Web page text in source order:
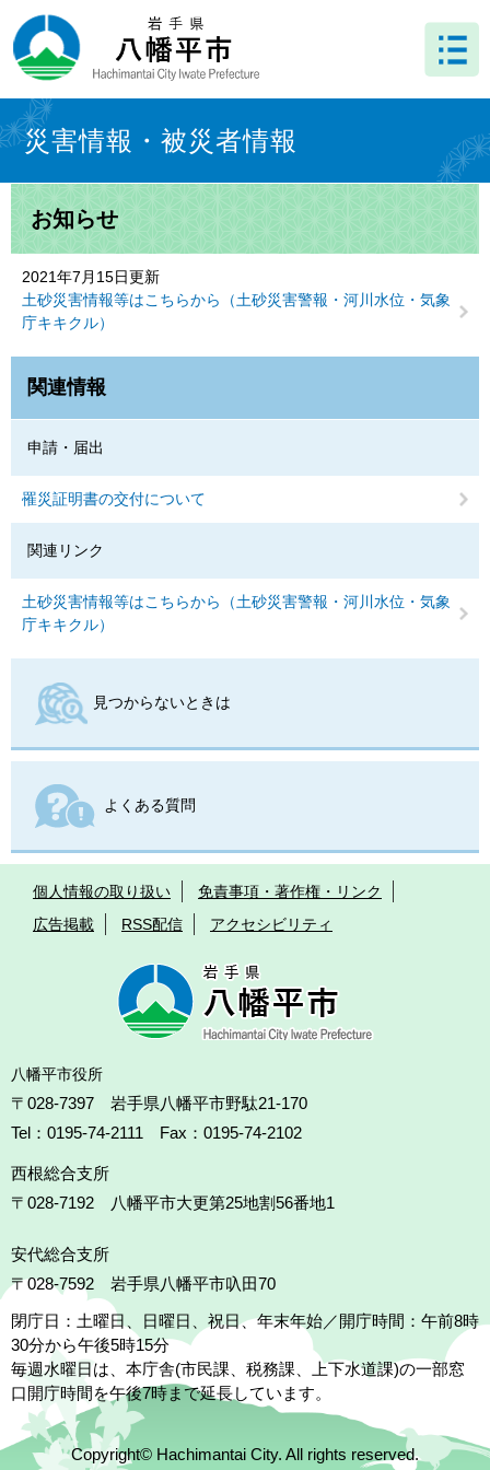
ー
ジ
先
頭
で
ニ
ュ
を
飛
ば
文 災害情報・被災者情報
お知らせ
2021年7月15日更新
土砂災害情報等はこちらから（土砂災害警報・河川水位・気象
庁キキクル）
関連情報
申請・届出
罹災証明書の交付について
関連リンク
土砂災害情報等はこちらから（土砂災害警報・河川水位・気象
庁キキクル）
見つからないときは
よくある質問
個人情報の取り扱い
免責事項・著作権・リンク
広告掲載
RSS配信 アクセシビリティ
八幡平市役所
〒028-7397 岩手県八幡平市野駄21-170
Tel：0195-74-2111 Fax：0195-74-2102
西根総合支所
〒028-7192
八幡平市大更第25地割56番地1
安代総合支所
〒028-7592
岩手県八幡平市叺田70
閉庁日：土曜日、日曜日、祝日、年末年始／開庁時間：午前8時
30分から午後5時15分
毎週水曜日は、本庁舎(市民課、税務課、上下水道課)の一部窓
口開庁時間を午後7時まで延長しています。
Copyright© Hachimantai City. All rights reserved.